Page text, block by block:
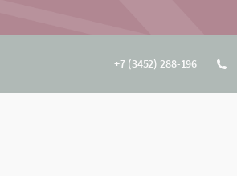
+7 (3452) 288-196